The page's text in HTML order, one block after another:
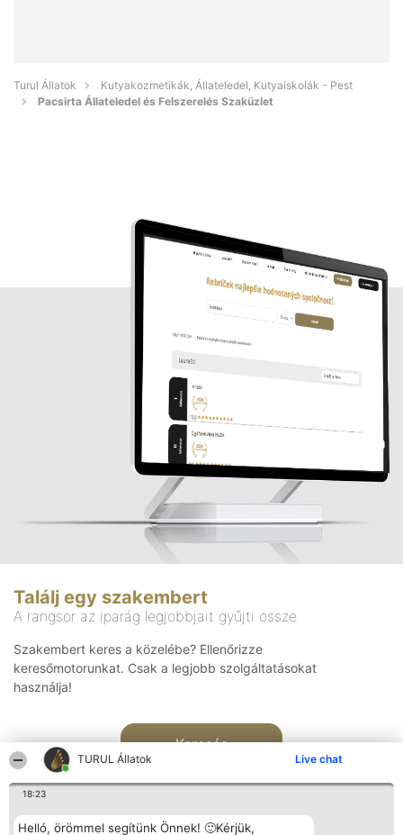
TURUL Állatok Live chat
18:23
Helló, örömmel segítünk Önnek! 🙂Kérjük,
Turul Állatok
Kutyakozmetikák, Állateledel, Kutyaiskolák - Pest
Pacsirta Állateledel és Felszerelés Szaküzlet
Találj egy szakembert
A rangsor az iparág legjobbjait gyűjti össze
Szakembert keres a közelébe? Ellenőrizze
keresőmotorunkat. Csak a legjobb szolgáltatásokat
használja!
Keresés